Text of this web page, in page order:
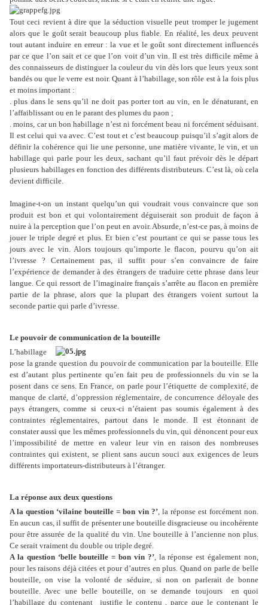
Tout ceci revient à dire que la séduction visuelle peut tromper le jugement
alors que le goût serait beaucoup plus fiable. En réalité, les deux peuvent
tout autant induire en erreur : la vue et le goût sont directement influencés
par ce que l’on sait et ce que l’on voit d’un vin. Il est très difficile même à
des connaisseurs de distinguer la couleur du vin dès lors que leurs yeux sont
bandés ou que le verre est noir. Quant à l’habillage, son rôle est à la fois plus
et moins important :
. plus dans le sens qu’il ne doit pas porter tort au vin, en le dénaturant, en
l’affaiblissant ou en le parant des plumes du paon ;
. moins, car un bon habillage n’est ni forcément beau ni forcément séduisant.
Il est celui qui va avec. C’est tout et c’est beaucoup puisqu’il s’agit alors de
définir la cohérence qui lie une personne, une matière vivante, le vin, et un
habillage qui parle pour les deux, sachant qu’il faut prévoir dès le départ
plusieurs habillages en fonction des différents distributeurs. C’est là, où cela
devient difficile.
Imagine-t-on un instant quelqu’un qui voudrait vous convaincre que son
produit est bon et qui volontairement déguiserait son produit de façon à
nuire à la perception que l’on peut en avoir. Absurde, n’est-ce pas, à moins de
jouer le triple degré et plus. Et bien c’est pourtant ce qui se passe tous les
jours avec le vin. Alors toujours qu’importe le flacon, pourvu qu’on ait
l’ivresse ? Certainement pas, il suffit pour s’en convaincre de faire
l’expérience de demander à des étrangers de traduire cette phrase dans leur
langue. Ce qui ressort de l’imaginaire français s’arrête au flacon en première
partie de la phrase, alors que la plupart des étrangers voient surtout la
seconde partie qui parle d’ivresse.
Le pouvoir de communication de la bouteille
L’habillage
pose la grande question du pouvoir de communication par la bouteille. Elle
est d’autant plus pertinente qu’en fait peu de professionnels du vin se la
posent dans ce sens. En France, on parle pour l’étiquette de complexité, de
manque de clarté, d’oppression réglementaire, de concurrence déloyale des
pays étrangers, comme si ceux-ci n’étaient pas soumis également à des
contraintes réglementaires, partout dans le monde. Il est étonnant de
constater aussi que les mêmes professionnels du vin, qui dénoncent pour eux
l’impossibilité de mettre en valeur leur vin en raison des nombreuses
contraintes qui existent, se plient sans aucun souci aux exigences de leurs
différents importateurs-distributeurs à l’étranger.
La réponse aux deux questions
A la question ‘vilaine bouteille = bon vin ?’, la réponse est forcément non.
En aucun cas, il suffit de présenter une bouteille disgracieuse ou incohérente
pour être assurée de la qualité du vin. Une bouteille à l’ancienne non plus.
Ce serait vraiment du double ou triple degré.
A la question ‘belle bouteille = bon vin ?’, la réponse est également non,
pour les raisons déjà citées et pour d’autres en plus. Quand on parle de belle
bouteille, on vise la volonté de séduire, si non on parlerait de bonne
bouteille. Avec une belle bouteille, on se demande toujours
en quoi
l’habillage du contenant
justifie le contenu , parce que le contenant le